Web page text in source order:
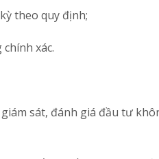
theo quy định;
xác.
sát, đánh giá đầu tư